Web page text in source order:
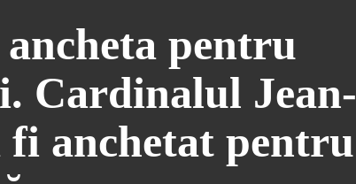
pentru
Cardinalul Jean-
anchetat pentru